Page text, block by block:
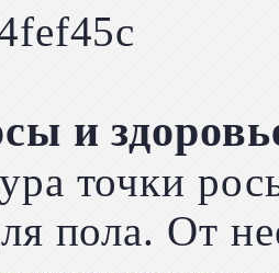
и
точки
пола. От